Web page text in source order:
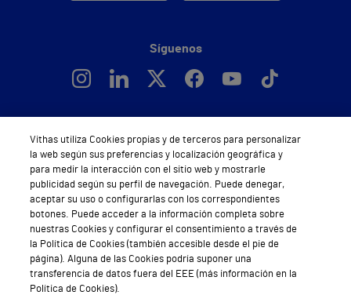
Servicios de salud privada
Urgencias
Equipo médico y asistencial
Especialidades médicas
Aseguradoras
Síguenos
Vithas utiliza Cookies propias y de terceros para personalizar
la web según sus preferencias y localización geográfica y
para medir la interacción con el sitio web y mostrarle
publicidad según su perfil de navegación. Puede denegar,
aceptar su uso o configurarlas con los correspondientes
botones. Puede acceder a la información completa sobre
nuestras Cookies y configurar el consentimiento a través de
la Política de Cookies (también accesible desde el pie de
página). Alguna de las Cookies podría suponer una
transferencia de datos fuera del EEE (más información en la
Política de Cookies).